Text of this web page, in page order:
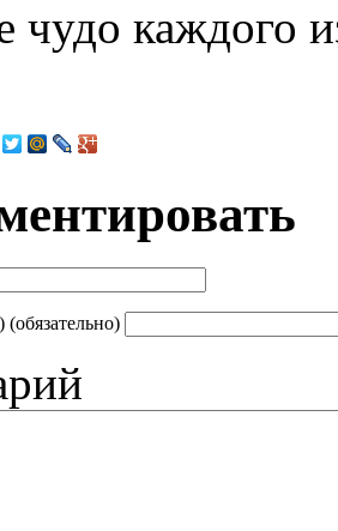
чудо каждого